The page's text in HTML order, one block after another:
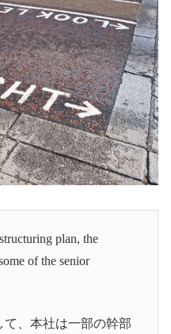
plan, the
of the senior
、本社は一部の幹部